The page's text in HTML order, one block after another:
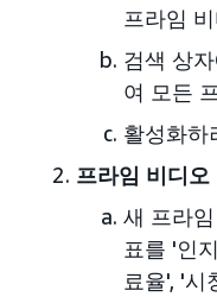
프라임
검색 상
여 모든
활성화하
프라임 비디오
새 프라
표를 '인
료율', '시